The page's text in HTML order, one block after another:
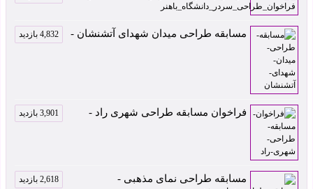
مسابقه طراحی میدان شهدای آتشنشان - 4,832 بازدید
فراخوان مسابقه طراحی شهری راد - 3,901 بازدید
مسابقه طراحی نمای مذهبی - 2,618 بازدید